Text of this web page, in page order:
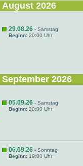
August 2026
29.08.26 - Samstag
Beginn: 20:00 Uhr
September 2026
05.09.26 - Samstag
Beginn: 20:00 Uhr
06.09.26 - Sonntag
Beginn: 19:00 Uhr